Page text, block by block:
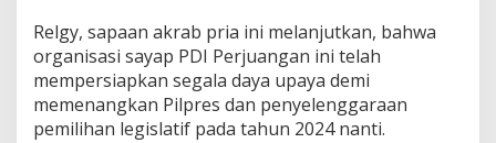
u
r
u
s
k
e
Relgy, sapaan akrab pria ini melanjutkan, bahwa
organisasi sayap PDI Perjuangan ini telah
mempersiapkan segala daya upaya demi
memenangkan Pilpres dan penyelenggaraan
pemilihan legislatif pada tahun 2024 nanti.